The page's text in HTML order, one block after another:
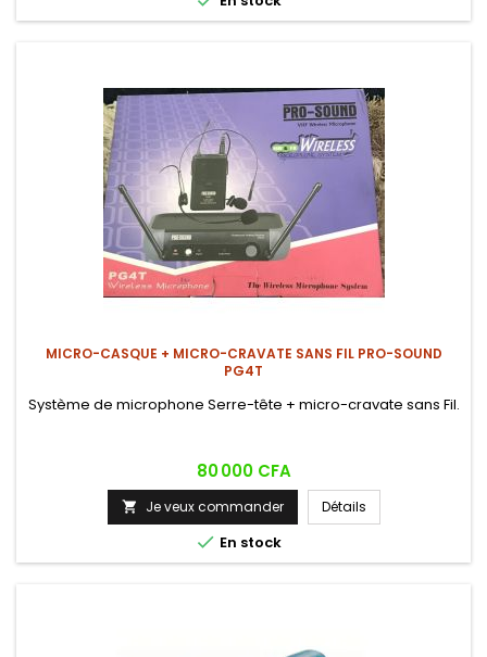
MICRO-CASQUE + MICRO-CRAVATE SANS FIL PRO-SOUND
PG4T
Système de microphone Serre-tête + micro-cravate sans Fil.
Prix
80 000 CFA
 Je veux commander Détails
 En stock